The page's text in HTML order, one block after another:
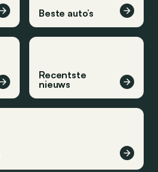
Beste auto’s
Recentste
nieuws